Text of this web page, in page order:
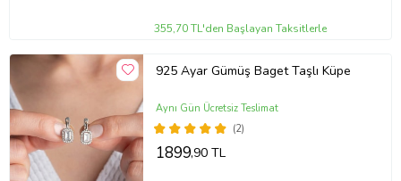
355,70 TL'den Başlayan Taksitlerle
925 Ayar Gümüş Baget Taşlı Küpe
(2)
Aynı Gün Ücretsiz Teslimat
1899,90 TL